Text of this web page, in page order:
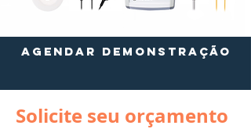
AGENDAR DEMONSTRAÇÃO
Solicite seu orçamento